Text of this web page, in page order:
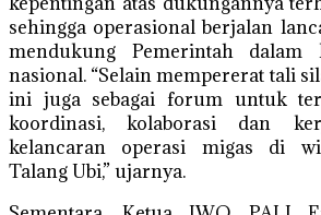
sehingga operasional berjalan
mendukung Pemerintah dalam
nasional. “Selain mempererat tali
ini juga sebagai forum untuk
koordinasi, kolaborasi dan
kelancaran operasi migas di
Talang Ubi,” ujarnya.